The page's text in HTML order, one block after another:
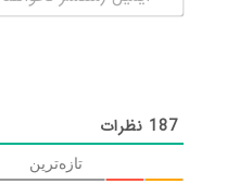
187 نظرات
تازه‌ترین